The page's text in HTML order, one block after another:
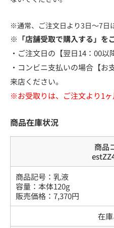
※通常、ご注文日より3日～7日
※「店舗受取で購入する」を
・ご注文日の【翌日14：00以
・コンビニ支払いの場合【お
来店ください。
※お受取りは、ご注文より1ヶ
商品在庫状況
商品
商品記号： 乳液
容量 ： 本体120g
販売価格： 7,370円
在